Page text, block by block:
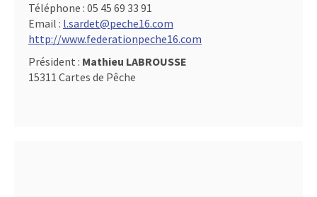
Téléphone : 05 45 69 33 91
Email : l.sardet@peche16.com
http://www.federationpeche16.com
Président : Mathieu LABROUSSE
15311 Cartes de Pêche